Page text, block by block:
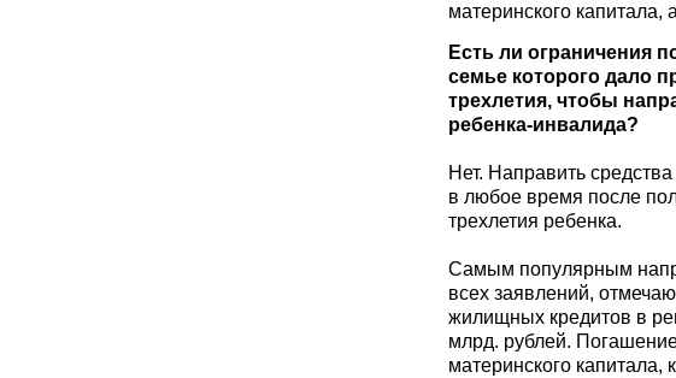
материнского капитала,
Есть ли ограничения
семье которого дало
трехлетия, чтобы
ребенка-инвалида?
Нет. Направить
в любое время после
трехлетия ребенка.
Самым популярным
всех заявлений,
жилищных кредитов в
млрд. рублей.
материнского капитала,